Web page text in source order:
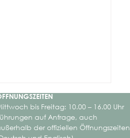
bis Freitag: 10.00 – 16.00 Uhr
auf Anfrage, auch
der offiziellen Öffnungszeiten